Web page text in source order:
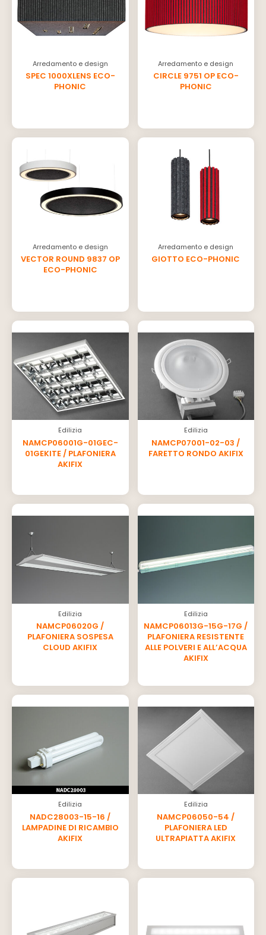
Arredamento e design
SPEC 1000XLENS ECO-
PHONIC
Arredamento e design
CIRCLE 9751 OP ECO-
PHONIC
Arredamento e design
VECTOR ROUND 9837 OP
ECO-PHONIC
Arredamento e design
GIOTTO ECO-PHONIC
Edilizia
NAMCP06001G-01GEC-
01GEKITE / PLAFONIERA
AKIFIX
Edilizia
NAMCP07001-02-03 /
FARETTO RONDO AKIFIX
Edilizia
NAMCP06020G /
PLAFONIERA SOSPESA
CLOUD AKIFIX
Edilizia
NAMCP06013G-15G-17G /
PLAFONIERA RESISTENTE
ALLE POLVERI E ALL’ACQUA
AKIFIX
Edilizia
NADC28003-15-16 /
LAMPADINE DI RICAMBIO
AKIFIX
Edilizia
NAMCP06050-54 /
PLAFONIERA LED
ULTRAPIATTA AKIFIX